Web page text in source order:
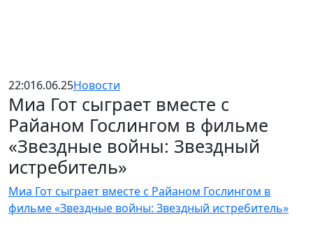
22:016.06.25Новости
Миа Гот сыграет вместе с
Райаном Гослингом в фильме
«Звездные войны: Звездный
истребитель»
Миа Гот сыграет вместе с Райаном Гослингом в
фильме «Звездные войны: Звездный истребитель»